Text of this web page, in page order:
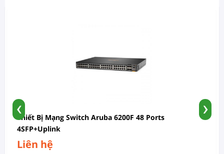
Thiết Bị Mạng Switch Aruba 6200F 48 Ports
4SFP+Uplink
Liên hệ
‹ ›